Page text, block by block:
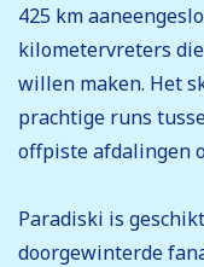
425 km
kilometervreters
willen maken. Het
prachtige runs
offpiste afdalingen
Paradiski is
doorgewinterde